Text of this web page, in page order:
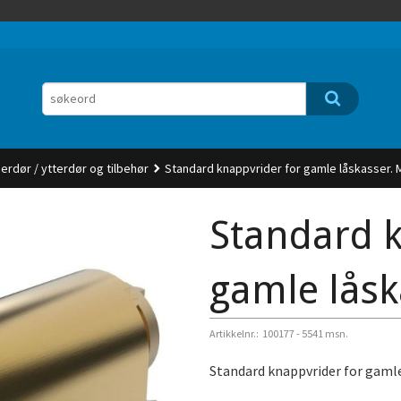
/ ytterdør og tilbehør Standard knappvrider for gamle låskasser.
Standard
gamle
Artikkelnr.: 100177 - 5541 msn.
Standard knappvrider for